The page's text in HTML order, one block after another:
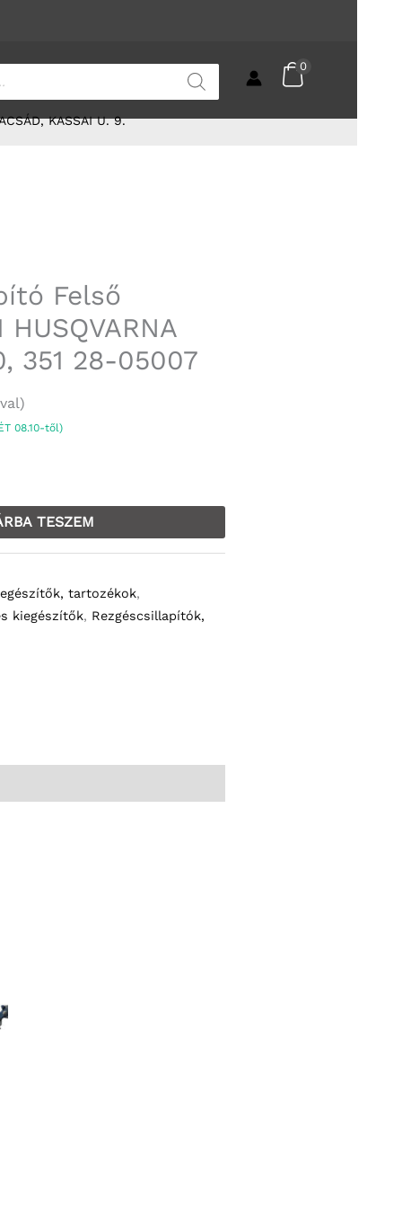
0
KASSAI U. 9.
Felső
HUSQVARNA
351 28-05007
08.10-től)
TESZEM
tartozékok,
kiegészítők, Rezgéscsillapítók,